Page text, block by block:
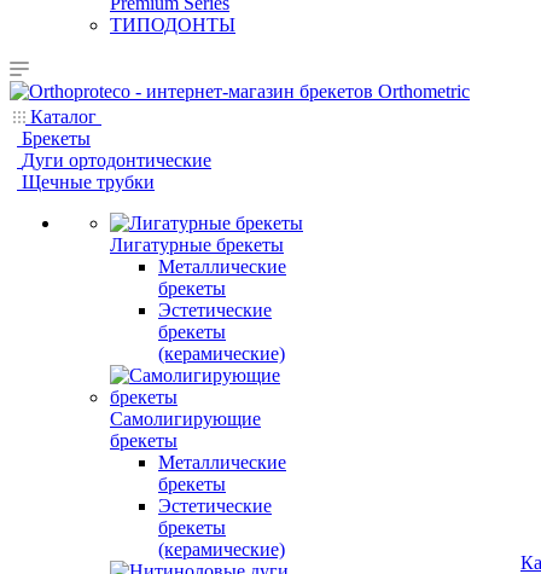
ТИПОДОНТЫ
Каталог
Брекеты
Дуги ортодонтические
Щечные трубки
Лигатурные брекеты
Металлические
брекеты
Эстетические
брекеты
(керамические)
Самолигирующие
брекеты
Металлические
брекеты
Эстетические
брекеты
(керамические)